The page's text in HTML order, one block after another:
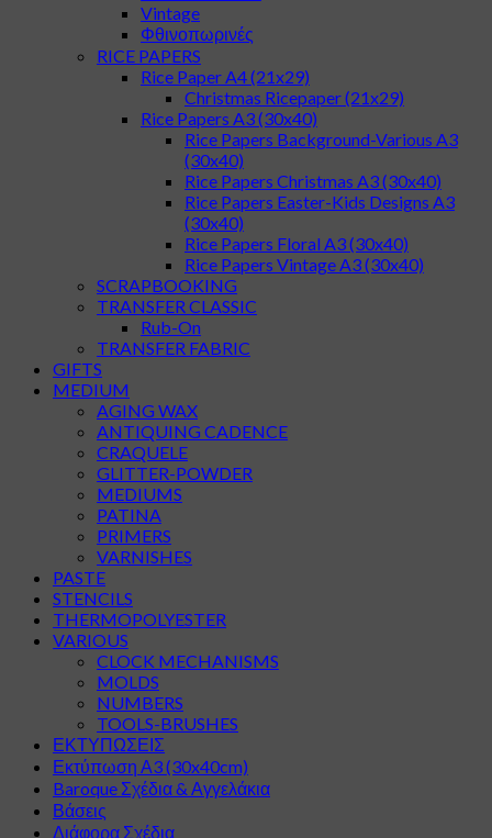
Vintage
Φθινοπωρινές
RICE PAPERS
Rice Paper A4 (21x29)
Christmas Ricepaper (21x29)
Rice Papers A3 (30x40)
Rice Papers Background-Various A3
(30x40)
Rice Papers Christmas A3 (30x40)
Rice Papers Easter-Kids Designs A3
(30x40)
Rice Papers Floral A3 (30x40)
Rice Papers Vintage A3 (30x40)
SCRAPBOOKING
TRANSFER CLASSIC
Rub-On
TRANSFER FABRIC
GIFTS
MEDIUM
AGING WAX
ANTIQUING CADENCE
CRAQUELE
GLITTER-POWDER
MEDIUMS
PATINA
PRIMERS
VARNISHES
PASTE
STENCILS
THERMOPOLYESTER
VARIOUS
CLOCK MECHANISMS
MOLDS
NUMBERS
TOOLS-BRUSHES
ΕΚΤΥΠΩΣΕΙΣ
Εκτύπωση Α3 (30x40cm)
Baroque Σχέδια & Αγγελάκια
Βάσεις
Διάφορα Σχέδια